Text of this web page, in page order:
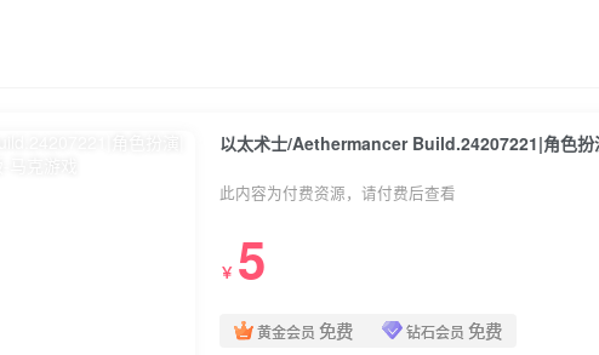
此内容为付费资源，请付费后查看
￥ 5
黄金会员 免费 钻石会员 免费